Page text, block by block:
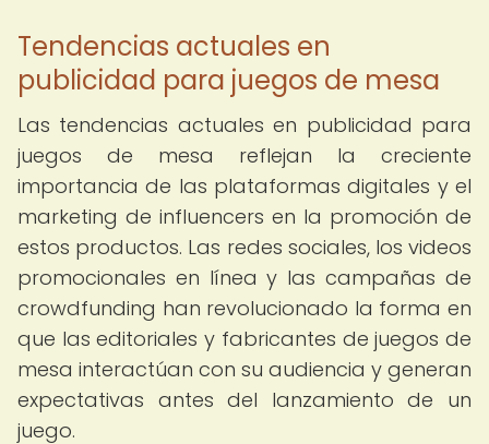
Tendencias actuales en
publicidad para juegos de mesa
Las tendencias actuales en publicidad para
juegos de mesa reflejan la creciente
importancia de las plataformas digitales y el
marketing de influencers en la promoción de
estos productos. Las redes sociales, los videos
promocionales en línea y las campañas de
crowdfunding han revolucionado la forma en
que las editoriales y fabricantes de juegos de
mesa interactúan con su audiencia y generan
expectativas antes del lanzamiento de un
juego.